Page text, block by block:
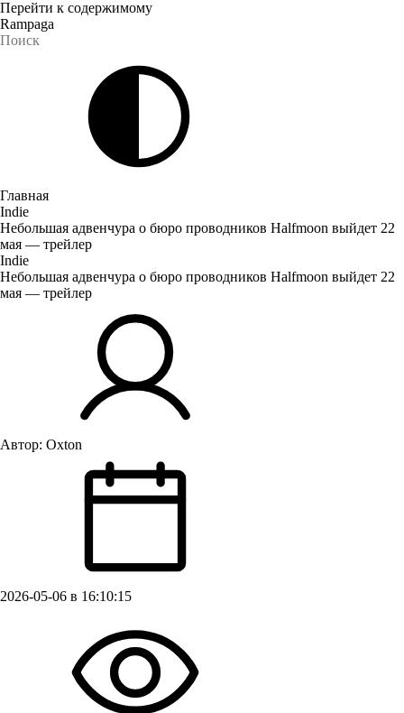
Перейти к содержимому
Rampaga
Главная
Indie
Небольшая адвенчура о бюро проводников Halfmoon выйдет 22
мая — трейлер
Indie
Небольшая адвенчура о бюро проводников Halfmoon выйдет 22
мая — трейлер
Автор: Oxton
2026-05-06 в 16:10:15